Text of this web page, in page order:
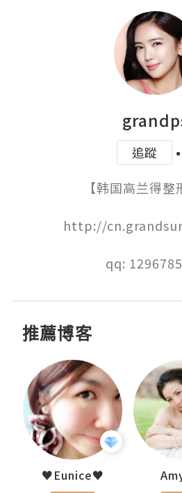
追蹤
【韩国高兰得整
http://
qq:
推薦博客
♥Eunice♥